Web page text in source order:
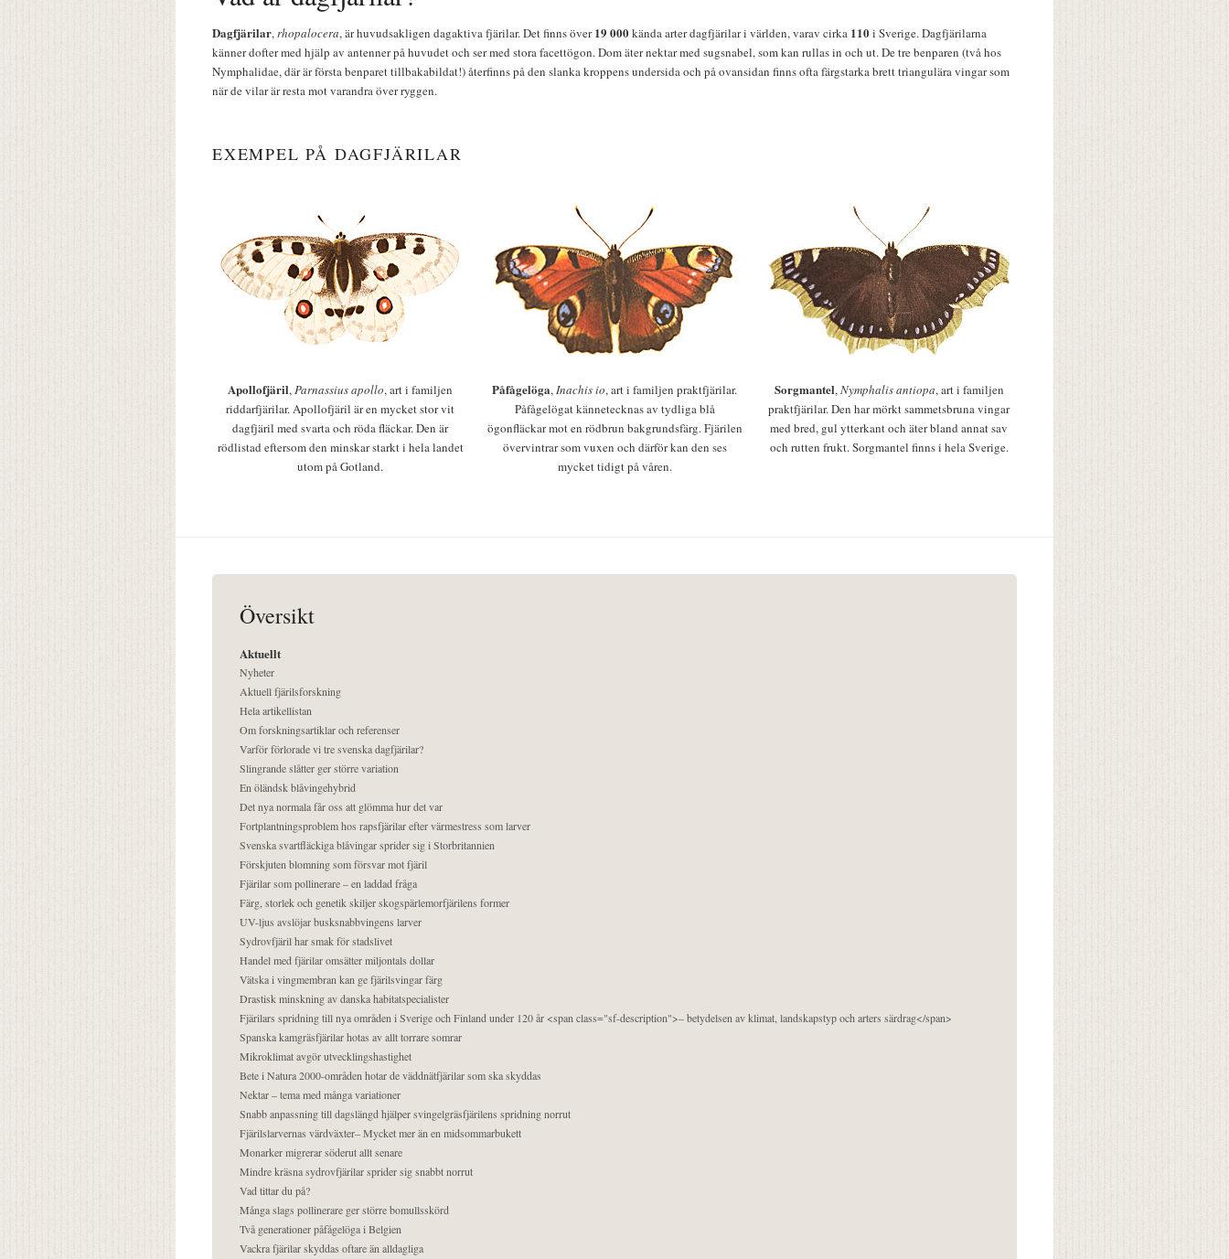
Dagfjärilar,rhopalocera, är huvudsakligen dagaktiva fjärilar. Det finns över19 000kända arter dagfjärilar i världen, varav cirka 110i Sverige. Dagfjärilarna
känner dofter med hjälp av antenner på huvudet och ser med stora facettögon. Dom äter nektar med sugsnabel, som kan rullas in och ut. De tre benparen (två hos
Nymphalidae, där är första benparet tillbakabildat!) återfinns på den slanka kroppens undersida och på ovansidan finns ofta färgstarka brett triangulära vingar som
när de vilar är resta mot varandra över ryggen.
EXEMPEL PÅ DAGFJÄRILAR
Apollofjäril,Parnassius apollo, art i familjen
riddarfjärilar. Apollofjäril är en mycket stor vit
dagfjäril med svarta och röda fläckar. Den är
rödlistad eftersom den minskar starkt i hela landet
utom på Gotland.
Påfågelöga,Inachis io, art i familjen praktfjärilar.
Påfågelögat kännetecknas av tydliga blå
ögonfläckar mot en rödbrun bakgrundsfärg. Fjärilen
övervintrar som vuxen och därför kan den ses
mycket tidigt på våren.
Sorgmantel,Nymphalis antiopa, art i familjen
praktfjärilar. Den har mörkt sammetsbruna vingar
med bred, gul ytterkant och äter bland annat sav
och rutten frukt. Sorgmantel finns i hela Sverige.
Översikt
Aktuellt
Nyheter
Aktuell fjärilsforskning
Hela artikellistan
Om forskningsartiklar och referenser
Varför förlorade vi tre svenska dagfjärilar?
Slingrande slåtter ger större variation
En öländsk blåvingehybrid
Det nya normala får oss att glömma hur det var
Fortplantningsproblem hos rapsfjärilar efter värmestress som larver
Svenska svartfläckiga blåvingar sprider sig i Storbritannien
Förskjuten blomning som försvar mot fjäril
Fjärilar som pollinerare – en laddad fråga
Färg, storlek och genetik skiljer skogspärlemorfjärilens former
UV-ljus avslöjar busksnabbvingens larver
Sydrovfjäril har smak för stadslivet
Handel med fjärilar omsätter miljontals dollar
Vätska i vingmembran kan ge fjärilsvingar färg
Drastisk minskning av danska habitatspecialister
Fjärilars spridning till nya områden i Sverige och Finland under 120 år <span class="sf-description">– betydelsen av klimat, landskapstyp och arters särdrag</span>
Spanska kamgräsfjärilar hotas av allt torrare somrar
Mikroklimat avgör utvecklingshastighet
Bete i Natura 2000-områden hotar de väddnätfjärilar som ska skyddas
Nektar – tema med många variationer
Snabb anpassning till dagslängd hjälper svingelgräsfjärilens spridning norrut
Fjärilslarvernas värdväxter– Mycket mer än en midsommarbukett
Monarker migrerar söderut allt senare
Mindre kräsna sydrovfjärilar sprider sig snabbt norrut
Vad tittar du på?
Många slags pollinerare ger större bomullsskörd
Två generationer påfågelöga i Belgien
Vackra fjärilar skyddas oftare än alldagliga